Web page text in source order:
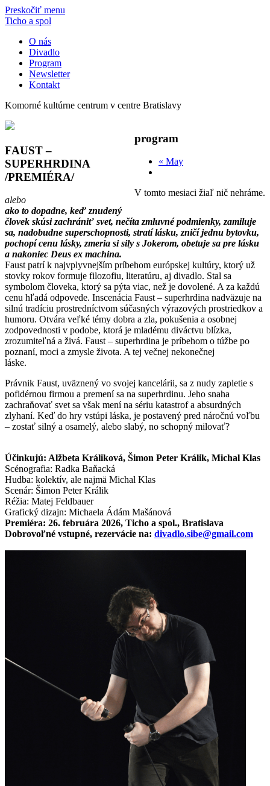
Preskočiť menu
Ticho a spol
O nás
Divadlo
Program
Newsletter
Kontakt
Komorné kultúrne centrum v centre Bratislavy
program
« May
V tomto mesiaci žiaľ nič nehráme.
FAUST –
SUPERHRDINA
/PREMIÉRA/
alebo
ako to dopadne, keď znudený
človek skúsi zachrániť svet, nečíta zmluvné podmienky, zamiluje
sa, nadobudne superschopnosti, stratí lásku, zničí jednu bytovku,
pochopí cenu lásky, zmeria si sily s Jokerom, obetuje sa pre lásku
a nakoniec Deus ex machina.
Faust patrí k najvplyvnejším príbehom európskej kultúry, ktorý už
stovky rokov formuje filozofiu, literatúru, aj divadlo. Stal sa
symbolom človeka, ktorý sa pýta viac, než je dovolené. A za každú
cenu hľadá odpovede. Inscenácia Faust – superhrdina nadväzuje na
silnú tradíciu prostredníctvom súčasných výrazových prostriedkov a
humoru. Otvára veľké témy dobra a zla, pokušenia a osobnej
zodpovednosti v podobe, ktorá je mladému diváctvu blízka,
zrozumiteľná a živá. Faust – superhrdina je príbehom o túžbe po
poznaní, moci a zmysle života. A tej večnej nekonečnej
láske.
Právnik Faust, uväznený vo svojej kancelárii, sa z nudy zapletie s
pofidérnou firmou a premení sa na superhrdinu. Jeho snaha
zachraňovať svet sa však mení na sériu katastrof a absurdných
zlyhaní. Keď do hry vstúpi láska, je postavený pred náročnú voľbu
– zostať silný a osamelý, alebo slabý, no schopný milovať?
Účinkujú: Alžbeta Králiková, Šimon Peter Králik, Michal Klas
Scénografia: Radka Baňacká
Hudba: kolektív, ale najmä Michal Klas
Scenár: Šimon Peter Králik
Réžia: Matej Feldbauer
Grafický dizajn: Michaela Ádám Mašánová
Premiéra: 26. februára 2026, Ticho a spol., Bratislava
Dobrovoľné vstupné, rezervácie na: divadlo.sibe@gmail.com